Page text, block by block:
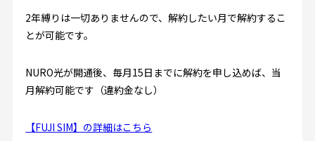
2年縛りは一切ありませんので、解約したい月で解約するこ
とが可能です。
NURO光が開通後、毎月15日までに解約を申し込めば、当
月解約可能です（違約金なし）
【FUJI SIM】の詳細はこちら